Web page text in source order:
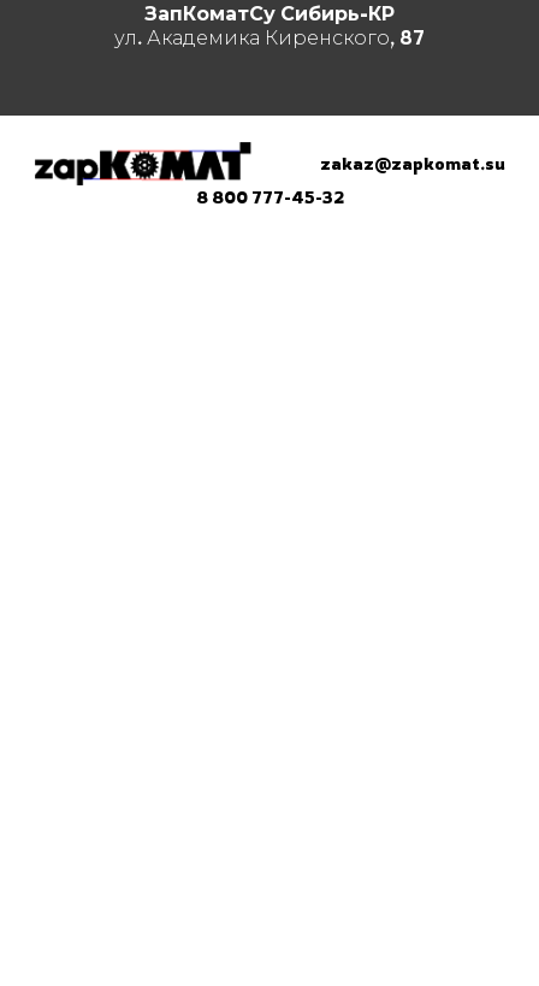
ЗапКоматСу Сибирь-КР
ул. Академика Киренского, 87
zakaz@zapkomat.su
8 800 777-45-32